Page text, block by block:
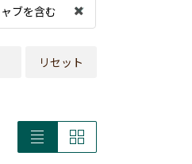
ブを含む
リセット